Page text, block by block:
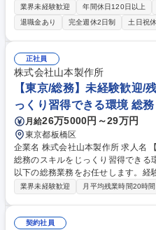
に合わせ順次任せる業務を増やして
も担当いただきます。残業はほぼ発生いたしませ
請求業務■会計ソフトへの入力(勘定
(楽楽清算)■月次業務(税理士と連携
付関連業務(ダイレクト納付)■税理士
＜一般事務業務＞＞入札関係業務■
理、資料作成■電話やメール、来客
名刺等の顧客管理■その他管理部門関連の庶務 募集職
務】年間休日120日以上/残業ほぼな
業界未経験歓迎 年間休日120日以上
退職金あり
完全週休2日制 土日祝
正社員
株式会社山本製作所
【東京/総務】未経験歓迎/
っくり習得できる環境 総務
月給26万5000円～29万円
東京都板橋区
企業名 株式会社山本製作所 求人名 【東京/総務】未経験歓迎/残業5hほど/
総務のスキルをじっくり習得できる環境 仕事の内容 本社部門にお
以下の総務業務をお任せします。
も安心してご応募ください。5年後
ト管理 など 将来的には「購買業務
業界未経験歓迎 月平均残業時間20時
契約社員